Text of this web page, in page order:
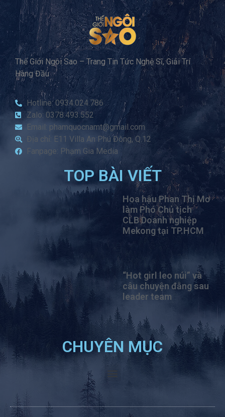
Thế Giới Ngôi Sao – Trang Tin Tức Nghệ Sĩ, Giải Trí
Hàng Đầu
Hotline: 0934.024.786
Zalo: 0378.493.552
Email: phamquocnamt@gmail.com
Địa chỉ: E11 Villa An Phú Đông, Q.12
Fanpage: Phạm Gia Media
TOP BÀI VIẾT
Hoa hậu Phan Thị Mơ
làm Phó Chủ tịch
CLB Doanh nghiệp
Mekong tại TP.HCM
“Hot girl leo núi” và
câu chuyện đằng sau
leader team
CHUYÊN MỤC